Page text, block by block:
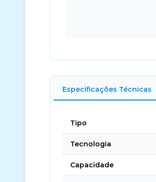
Especificações Técnicas
Tipo
Tecnologia
Capacidade